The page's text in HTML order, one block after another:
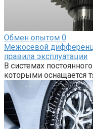
Обмен опытом 0
Межосевой
правила эксплуатации
В системах
которыми оснащается